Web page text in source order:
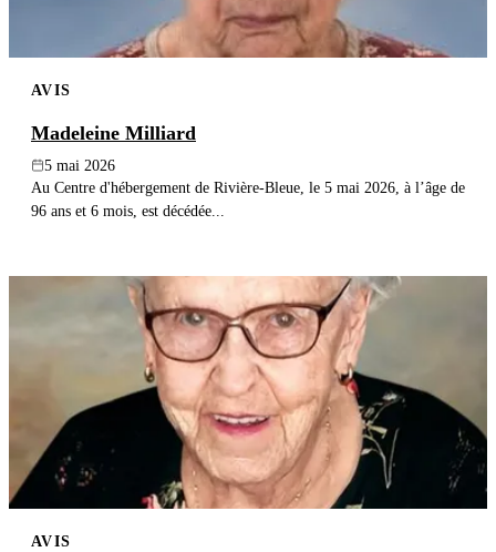
AVIS
Madeleine Milliard
5 mai 2026
Au Centre d'hébergement de Rivière-Bleue, le 5 mai 2026, à l’âge de
96 ans et 6 mois, est décédée...
AVIS